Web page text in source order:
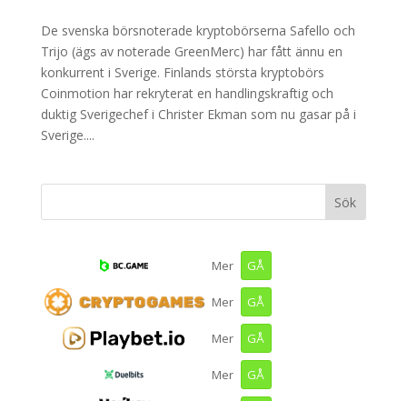
De svenska börsnoterade kryptobörserna Safello och
Trijo (ägs av noterade GreenMerc) har fått ännu en
konkurrent i Sverige. Finlands största kryptobörs
Coinmotion har rekryterat en handlingskraftig och
duktig Sverigechef i Christer Ekman som nu gasar på i
Sverige....
Mer GÅ
Mer GÅ
Mer GÅ
Mer GÅ